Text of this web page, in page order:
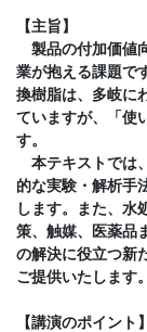
【主旨】
製品の付加価値
業が抱える課題で
換樹脂は、多岐に
ていますが、「使
す。
本テキストでは
的な実験・解析手
します。また、水
策、触媒、医薬品
の解決に役立つ新
ご提供いたします。
【講演のポイント】